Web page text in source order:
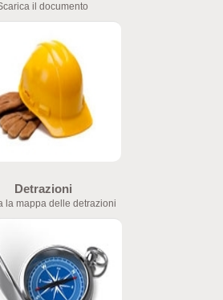
il documento
Detrazioni
la mappa delle detrazioni